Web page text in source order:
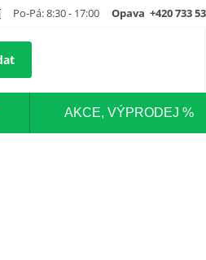
Po-Pá: 8:30 - 17:00 Opava +420 733
AKCE, VÝPRODEJ %